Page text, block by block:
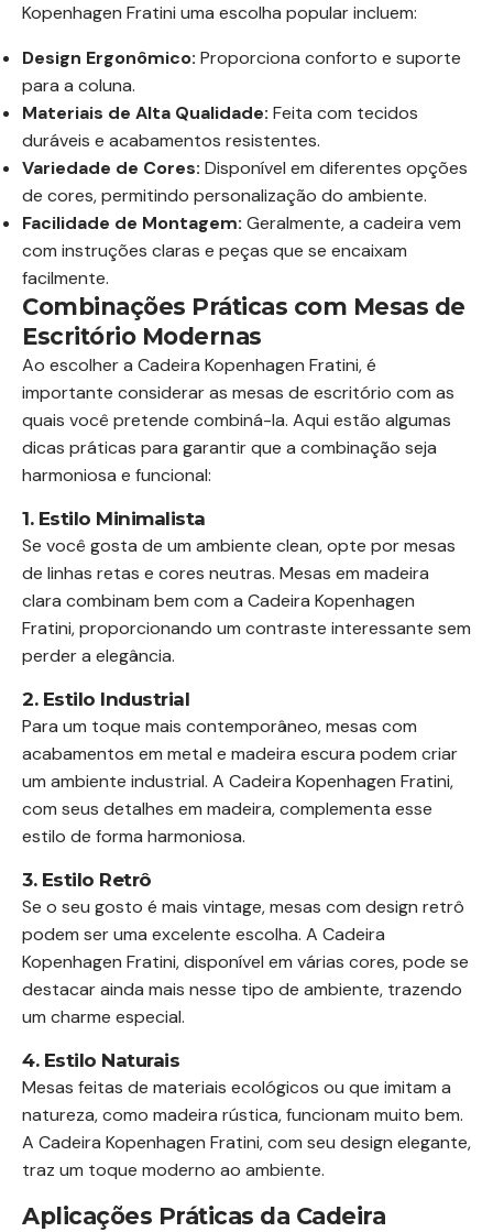
Kopenhagen Fratini uma escolha popular incluem:
Design Ergonômico: Proporciona conforto e suporte
para a coluna.
Materiais de Alta Qualidade: Feita com tecidos
duráveis e acabamentos resistentes.
Variedade de Cores: Disponível em diferentes opções
de cores, permitindo personalização do ambiente.
Facilidade de Montagem: Geralmente, a cadeira vem
com instruções claras e peças que se encaixam
facilmente.
Combinações Práticas com Mesas de
Escritório Modernas
Ao escolher a Cadeira Kopenhagen Fratini, é
importante considerar as mesas de escritório com as
quais você pretende combiná-la. Aqui estão algumas
dicas práticas para garantir que a combinação seja
harmoniosa e funcional:
1. Estilo Minimalista
Se você gosta de um ambiente clean, opte por mesas
de linhas retas e cores neutras. Mesas em madeira
clara combinam bem com a Cadeira Kopenhagen
Fratini, proporcionando um contraste interessante sem
perder a elegância.
2. Estilo Industrial
Para um toque mais contemporâneo, mesas com
acabamentos em metal e madeira escura podem criar
um ambiente industrial. A Cadeira Kopenhagen Fratini,
com seus detalhes em madeira, complementa esse
estilo de forma harmoniosa.
3. Estilo Retrô
Se o seu gosto é mais vintage, mesas com design retrô
podem ser uma excelente escolha. A Cadeira
Kopenhagen Fratini, disponível em várias cores, pode se
destacar ainda mais nesse tipo de ambiente, trazendo
um charme especial.
4. Estilo Naturais
Mesas feitas de materiais ecológicos ou que imitam a
natureza, como madeira rústica, funcionam muito bem.
A Cadeira Kopenhagen Fratini, com seu design elegante,
traz um toque moderno ao ambiente.
Aplicações Práticas da Cadeira